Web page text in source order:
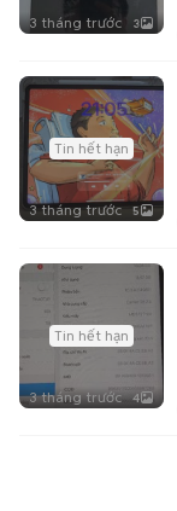
3 tháng trước 3
Tin hết hạn
3 tháng trước 5
Tin hết hạn
3 tháng trước 4